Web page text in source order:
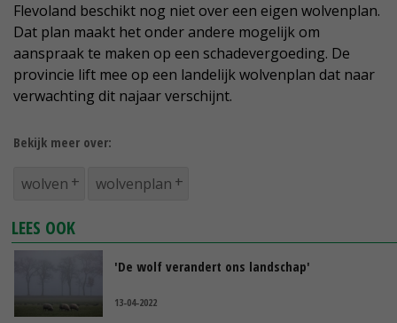
Flevoland beschikt nog niet over een eigen wolvenplan.
Dat plan maakt het onder andere mogelijk om
aanspraak te maken op een schadevergoeding. De
provincie lift mee op een landelijk wolvenplan dat naar
verwachting dit najaar verschijnt.
Bekijk meer over:
wolven wolvenplan
LEES OOK
'De wolf verandert ons landschap'
13-04-2022